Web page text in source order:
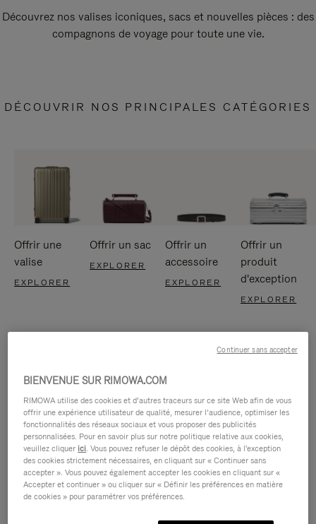
Découvrez nos valises iconiques, sacs et nouvelles pièces : des
compagnons de voyage pour toute une vie.
DÉCOUVRIR NOS PRINCIPALES CATÉGORIES
Offrir une
valise
EXPLORER
Offrir un sac
EXPLORER
Offrir un
accessoire
EXPLORER
Offrir un
produit
d'exception
EXPLORER
LA LE
BIENVENUE SUR RIMOWA.COM
RIMOWA utilise des cookies et d’autres traceurs sur ce site Web afin de vous
offrir une expérience utilisateur de qualité, mesurer l’audience, optimiser les
fonctionnalités des réseaux sociaux et vous proposer des publicités
personnalisées. Pour en savoir plus sur notre politique relative aux cookies,
veuillez cliquer ici. Vous pouvez refuser le dépôt des cookies, à l'exception
des cookies strictement nécessaires, en cliquant sur « Continuer sans
accepter ». Vous pouvez également accepter les cookies en cliquant sur «
Accepter et continuer » ou cliquer sur « Définir les préférences en matière
de cookies » pour paramétrer vos préférences.
Continuer sans accepter